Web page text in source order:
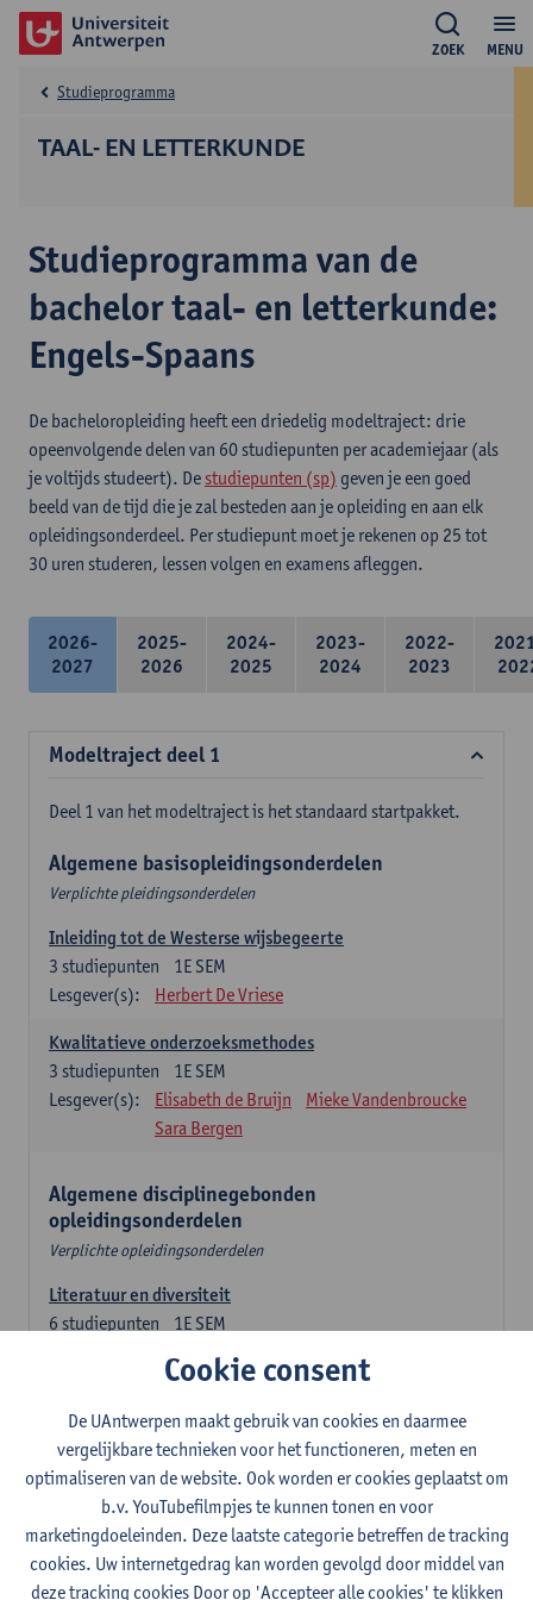
MENU
ZOEK
TAAL- EN LETTERKUNDE
Studieprogramma
Studieprogramma van de
bachelor taal- en letterkunde:
Engels-Spaans
De bacheloropleiding heeft een driedelig modeltraject: drie
opeenvolgende delen van 60 studiepunten per academiejaar (als
je voltijds studeert). De studiepunten (sp) geven je een goed
beeld van de tijd die je zal besteden aan je opleiding en aan elk
opleidingsonderdeel. Per studiepunt moet je rekenen op 25 tot
30 uren studeren, lessen volgen en examens afleggen.
2026-
2027
2025-
2026
2024-
2025
2023-
2024
2022-
2023
Modeltraject deel 1
Deel 1 van het modeltraject is het standaard startpakket.
Algemene basisopleidingsonderdelen
Verplichte pleidingsonderdelen
Inleiding tot de Westerse wijsbegeerte
1E SEM
3 studiepunten
Lesgever(s):
Herbert De Vriese
Kwalitatieve onderzoeksmethodes
1E SEM
3 studiepunten
Lesgever(s):
Elisabeth de Bruijn
Mieke Vandenbroucke
Sara Bergen
Algemene disciplinegebonden
opleidingsonderdelen
Verplichte opleidingsonderdelen
Literatuur en diversiteit
1E SEM
6 studiepunten
Remco Sleiderink
2E SEM
studiepunten
Lesgever(s):
Astrid De Wit Peter Petré
Engels: verplichte opleidingsonderdelen
Engels: taalbeheersing 1
Cookie consent
De UAntwerpen maakt gebruik van cookies en daarmee
vergelijkbare technieken voor het functioneren, meten en
optimaliseren van de website. Ook worden er cookies geplaatst om
b.v. YouTubefilmpjes te kunnen tonen en voor
marketingdoeleinden. Deze laatste categorie betreffen de tracking
cookies. Uw internetgedrag kan worden gevolgd door middel van
deze tracking cookies Door op 'Accepteer alle cookies' te klikken